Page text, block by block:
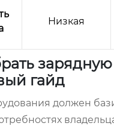
Низкая
гайд
должен